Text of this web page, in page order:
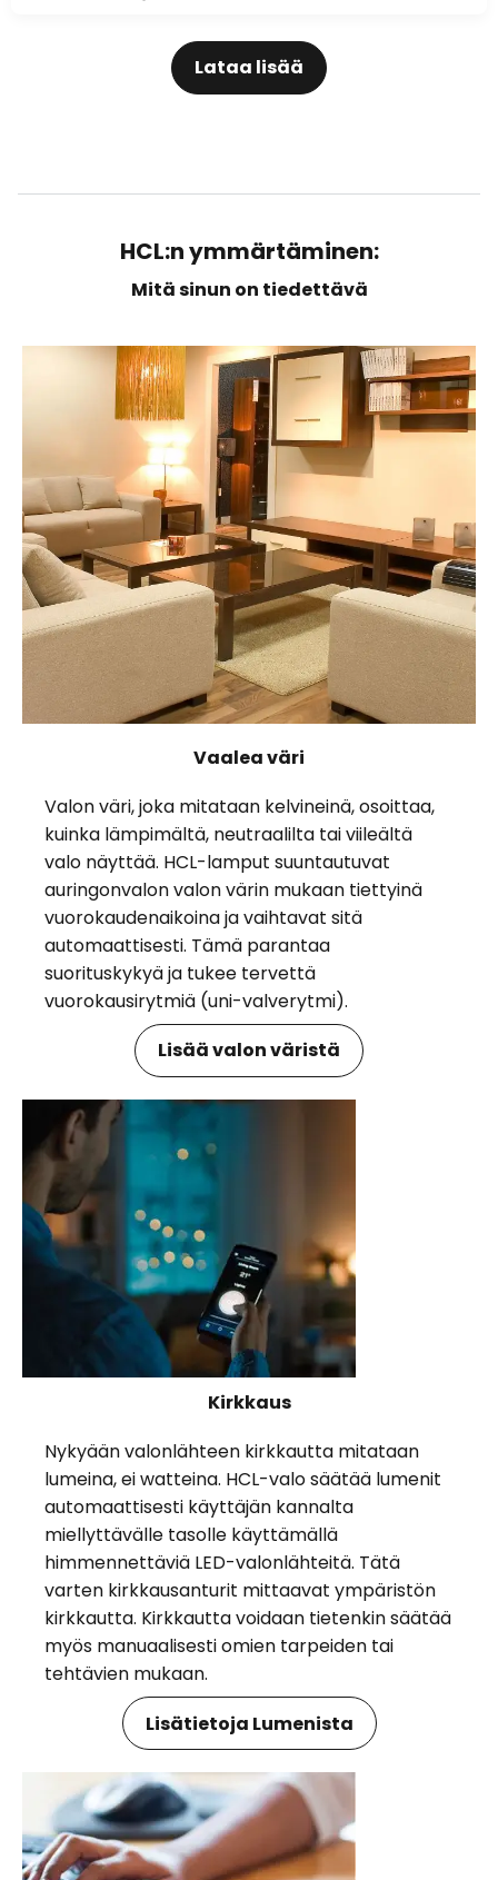
Lataa lisää
HCL:n ymmärtäminen:
Mitä sinun on tiedettävä
Vaalea väri
Valon väri, joka mitataan kelvineinä, osoittaa,
kuinka lämpimältä, neutraalilta tai viileältä
valo näyttää. HCL-lamput suuntautuvat
auringonvalon valon värin mukaan tiettyinä
vuorokaudenaikoina ja vaihtavat sitä
automaattisesti. Tämä parantaa
suorituskykyä ja tukee tervettä
vuorokausirytmiä (uni-valverytmi).
Lisää valon väristä
Kirkkaus
Nykyään valonlähteen kirkkautta mitataan
lumeina, ei watteina. HCL-valo säätää lumenit
automaattisesti käyttäjän kannalta
miellyttävälle tasolle käyttämällä
himmennettäviä LED-valonlähteitä. Tätä
varten kirkkausanturit mittaavat ympäristön
kirkkautta. Kirkkautta voidaan tietenkin säätää
myös manuaalisesti omien tarpeiden tai
tehtävien mukaan.
Lisätietoja Lumenista